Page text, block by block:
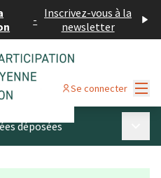
- Inscrivez-vous à la
newsletter
Se connecter
déposées